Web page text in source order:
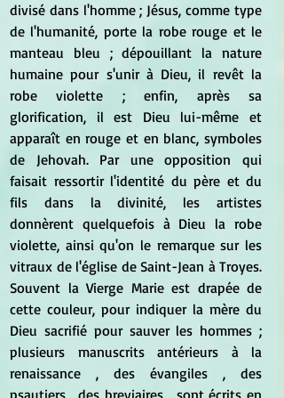
divisé dans l'homme ; Jésus, comme type
de l'humanité, porte la robe rouge et le
manteau bleu ; dépouillant la nature
humaine pour s'unir à Dieu, il revêt la
robe violette ; enfin, après sa
glorification, il est Dieu lui-même et
apparaît en rouge et en blanc, symboles
de Jehovah. Par une opposition qui
faisait ressortir l'identité du père et du
fils dans la divinité, les artistes
donnèrent quelquefois à Dieu la robe
violette, ainsi qu'on le remarque sur les
vitraux de l'église de Saint-Jean à Troyes.
Souvent la Vierge Marie est drapée de
cette couleur, pour indiquer la mère du
Dieu sacrifié pour sauver les hommes ;
plusieurs manuscrits antérieurs à la
renaissance , des évangiles , des